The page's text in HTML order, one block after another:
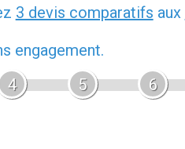
3 devis comparatifs aux
engagement.
4 5 6